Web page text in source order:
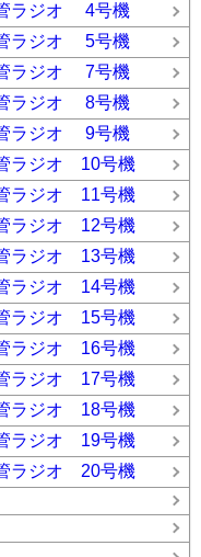
管ラジオ 4号機
管ラジオ 5号機
管ラジオ 7号機
管ラジオ 8号機
管ラジオ 9号機
ラジオ 10号機
ラジオ 11号機
ラジオ 12号機
ラジオ 13号機
ラジオ 14号機
ラジオ 15号機
ラジオ 16号機
ラジオ 17号機
ラジオ 18号機
ラジオ 19号機
ラジオ 20号機